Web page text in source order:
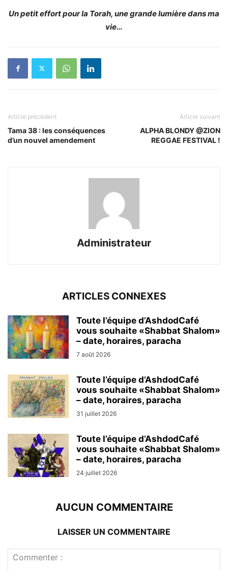
Un petit effort pour la Torah, une grande lumière dans ma
vie…
Article précédent
Tama 38 : les conséquences
d’un nouvel amendement
Article suivant
ALPHA BLONDY @ZION
REGGAE FESTIVAL !
Administrateur
ARTICLES CONNEXES
Toute l’équipe d’AshdodCafé
vous souhaite «Shabbat Shalom»
– date, horaires, paracha
7 août 2026
Toute l’équipe d’AshdodCafé
vous souhaite «Shabbat Shalom»
– date, horaires, paracha
31 juillet 2026
Toute l’équipe d’AshdodCafé
vous souhaite «Shabbat Shalom»
– date, horaires, paracha
24 juillet 2026
AUCUN COMMENTAIRE
LAISSER UN COMMENTAIRE